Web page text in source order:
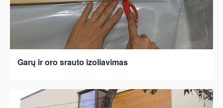
Garų ir oro srauto izoliavimas